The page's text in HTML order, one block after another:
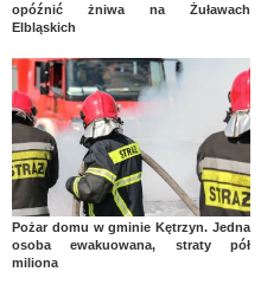
opóźnić żniwa na Żuławach
Elbląskich
Pożar domu w gminie Kętrzyn. Jedna
osoba ewakuowana, straty pół
miliona